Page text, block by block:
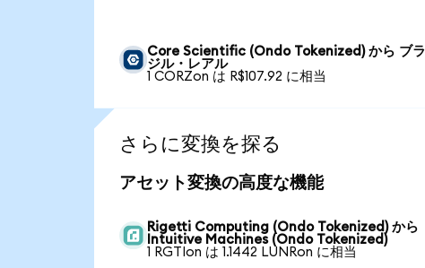
Core Scientific (Ondo Tokenized) から ブラ
ジル・レアル
1 CORZon は R$107.92 に相当
さらに変換を探る
アセット変換の高度な機能
Rigetti Computing (Ondo Tokenized) から
Intuitive Machines (Ondo Tokenized)
1 RGTIon は 1.1442 LUNRon に相当